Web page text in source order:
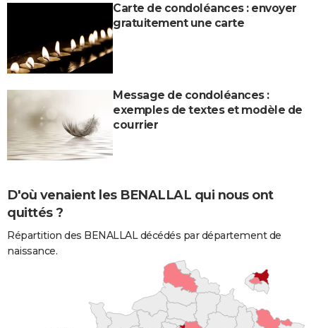
Carte de condoléances : envoyer
gratuitement une carte
Message de condoléances :
exemples de textes et modèle de
courrier
D'où venaient les BENALLAL qui nous ont
quittés ?
Répartition des BENALLAL décédés par département de
naissance.